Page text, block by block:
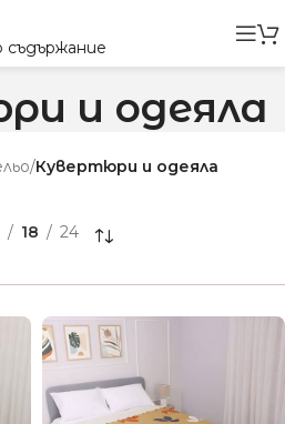
и одеяла
/Кувертюри и одеяла
18 24